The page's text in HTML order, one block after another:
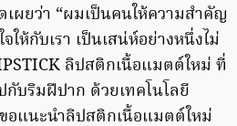
เผยว่า “ผมเป็นคนให้ความสำคัญ
ห้กับเรา เป็นเสน่ห์อย่างหนึ่งไม่
ลิปสติกเนื้อแมตต์ใหม่ ที่
บริมฝีปาก ด้วยเทคโนโลยี
อแนะนำลิปสติกเนื้อแมตต์ใหม่